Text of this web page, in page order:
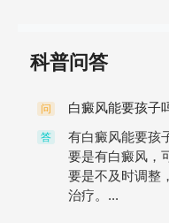
科普问答
问 白癜风能要孩子
答
有白癜风能要孩
要是有白癜风，
要是不及时调整
治疗。...